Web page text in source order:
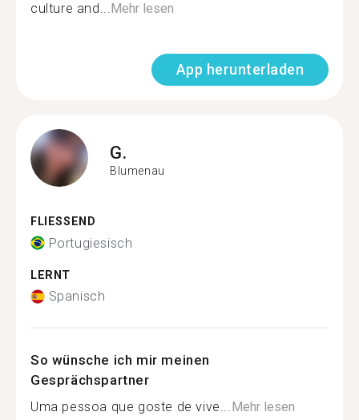
culture and...Mehr lesen
App herunterladen
G.
Blumenau
FLIESSEND
Portugiesisch
LERNT
Spanisch
So wünsche ich mir meinen
Gesprächspartner
Uma pessoa que goste de vive...Mehr lesen